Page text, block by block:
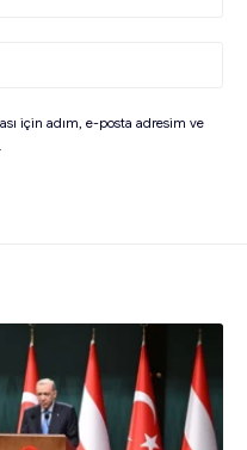
için adım, e-posta adresim ve